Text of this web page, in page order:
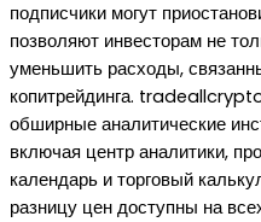
подписчики могут
позволяют инвесторам не
уменьшить расходы,
копитрейдинга.
обширные аналитические
включая центр аналитики,
календарь и торговый
разницу цен доступны на